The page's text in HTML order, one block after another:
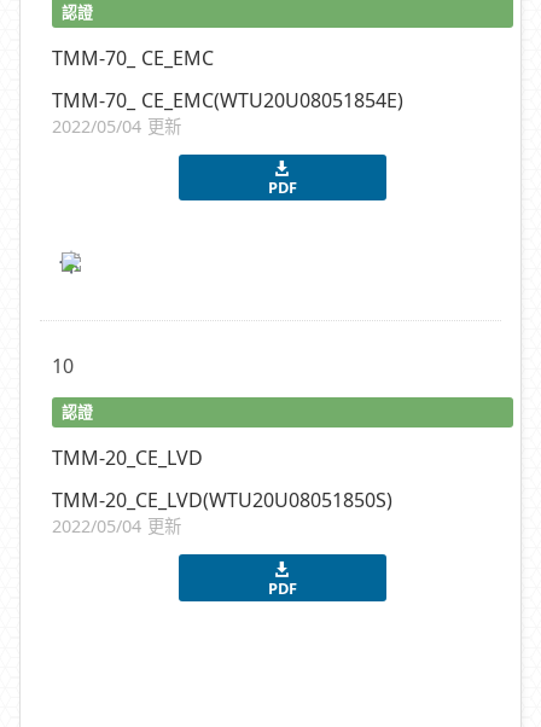
認證
TMM-70_ CE_EMC
TMM-70_ CE_EMC(WTU20U08051854E)
2022/05/04 更新
PDF
10
認證
TMM-20_CE_LVD
TMM-20_CE_LVD(WTU20U08051850S)
2022/05/04 更新
PDF